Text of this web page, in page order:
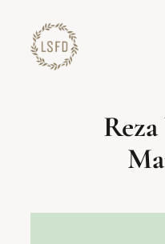
konten